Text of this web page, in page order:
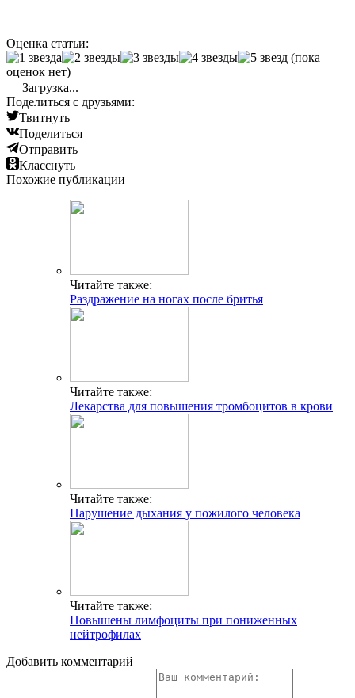
Оценка статьи:
(пока
оценок нет)
Загрузка...
Поделиться с друзьями:
Твитнуть
Поделиться
Отправить
Класснуть
Похожие публикации
Читайте также:
Раздражение на ногах после бритья
Читайте также:
Лекарства для повышения тромбоцитов в крови
Читайте также:
Нарушение дыхания у пожилого человека
Читайте также:
Повышены лимфоциты при пониженных
нейтрофилах
Добавить комментарий